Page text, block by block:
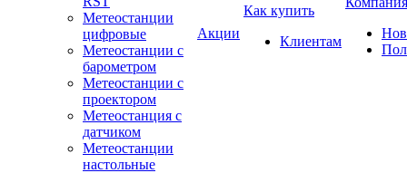
Метеостанции
цифровые
Метеостанции с
барометром
Метеостанции с
проектором
Метеостанция с
датчиком
Метеостанции
настольные
Акции
Как купить
Клиентам